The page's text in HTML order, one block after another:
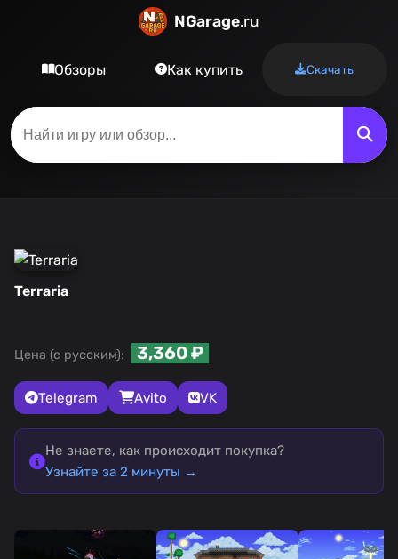
NGarage.ru
Обзоры Как купить Скачать
Terraria
Цена (с русским): 3,360 ₽
Telegram Avito VK
Не знаете, как происходит покупка?
Узнайте за 2 минуты →